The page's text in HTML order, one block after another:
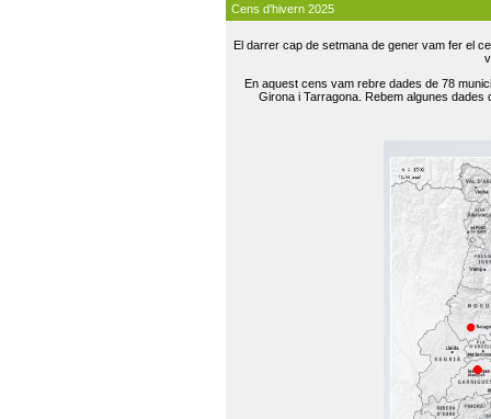
Cens d'hivern 2025
El darrer cap de setmana de gener vam fer el
En aquest cens vam rebre dades de 78
Girona i Tarragona. Rebem algunes